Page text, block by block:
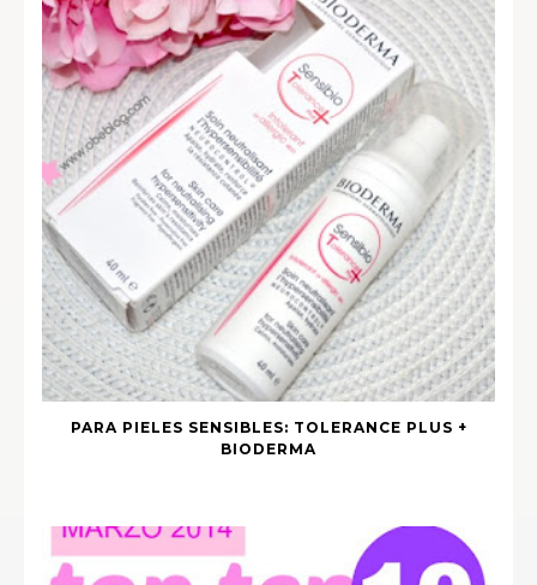
PARA PIELES SENSIBLES: TOLERANCE PLUS +
BIODERMA